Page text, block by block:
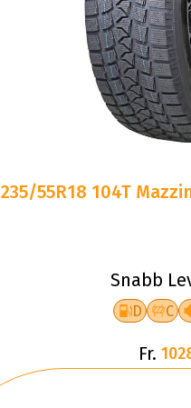
235/55R18 104T
Snabb
D C
Fr.